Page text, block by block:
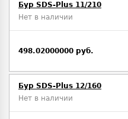
Бур SDS-Plus 11/210
Нет в наличии
498.02000000 руб.
Бур SDS-Plus 12/160
Нет в наличии